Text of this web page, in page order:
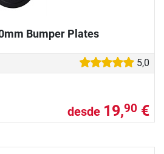
Bumper Plates
5,0
desde 19,90 €